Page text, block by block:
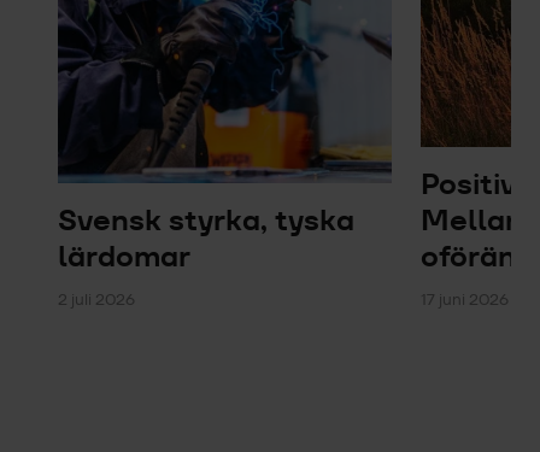
Svensk styrka, tyska
lärdomar
2 juli 2026
Positiv
17 juni 2026 –